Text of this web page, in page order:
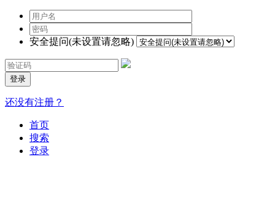
安全提问(未设置请忽略)
登录
还没有注册？
首页
搜索
登录